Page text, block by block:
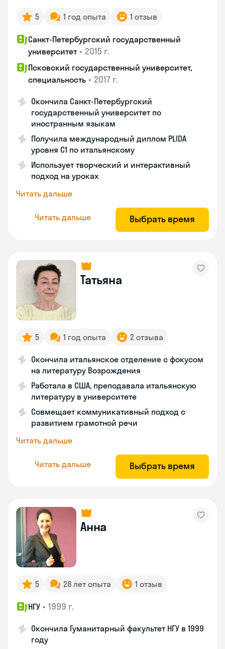
5 1 год опыта 1 отзыв
Санкт-Петербургский государственный
университет • 2015 г.
Псковский государственный университет,
специальность • 2017 г.
Окончила Санкт-Петербургский
государственный университет по
иностранным языкам
Получила международный диплом PLIDA
уровня С1 по итальянскому
Использует творческий и интерактивный
подход на уроках
Читать дальше
Читать дальше Выбрать время
Татьяна
5 1 год опыта 2 отзыва
Окончила итальянское отделение с фокусом
на литературу Возрождения
Работала в США, преподавала итальянскую
литературу в университете
Совмещает коммуникативный подход с
развитием грамотной речи
Читать дальше
Читать дальше Выбрать время
Анна
5 28 лет опыта 1 отзыв
НГУ • 1999 г.
Окончила Гуманитарный факультет НГУ в 1999
году